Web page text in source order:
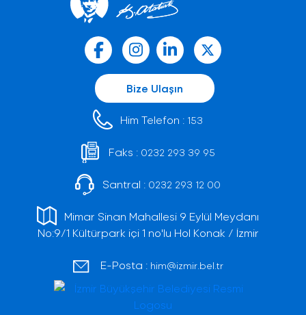
Bize Ulaşın
Him Telefon : 153
Faks : 0232 293 39 95
Santral : 0232 293 12 00
Mimar Sinan Mahallesi 9 Eylül Meydanı
No:9/1 Kültürpark içi 1 no'lu Hol Konak / İzmir
E-Posta : him@izmir.bel.tr